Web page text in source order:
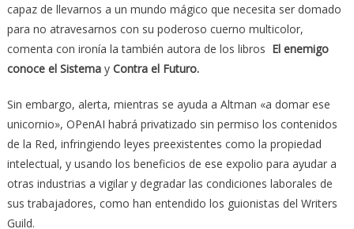
capaz de llevarnos a un mundo mágico que necesita ser domado
para no atravesarnos con su poderoso cuerno multicolor,
comenta con ironía la también autora de los libros El enemigo
conoce el Sistemay Contra el Futuro.
Sin embargo, alerta, mientras se ayuda a Altman «a domar ese
unicornio», OPenAI habrá privatizado sin permiso los contenidos
de la Red, infringiendo leyes preexistentes como la propiedad
intelectual, y usando los beneficios de ese expolio para ayudar a
otras industrias a vigilar y degradar las condiciones laborales de
sus trabajadores, como han entendido los guionistas del Writers
Guild.